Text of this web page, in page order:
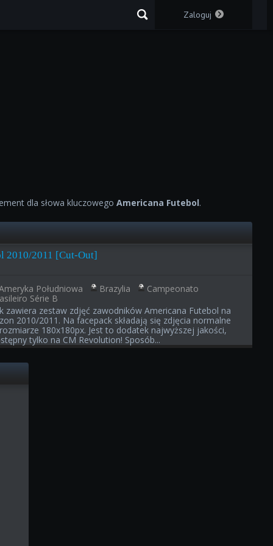
Zaloguj
dla słowa kluczowego Americana Futebol.
2010/2011 [Cut-Out]
Południowa Brazylia
Campeonato
Série B
zawiera zestaw zdjęć zawodników Americana Futebol na
2010/2011. Na facepack składają się zdjęcia normalne
180x180px. Jest to dodatek najwyższej jakości,
tylko na CM Revolution! Sposób...